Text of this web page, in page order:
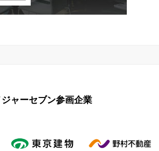
ジャーセブン参画企業